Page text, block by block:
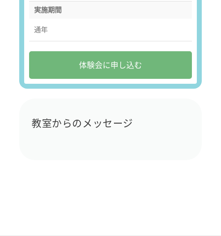
実施期間
通年
体験会に申し込む
教室からのメッセージ